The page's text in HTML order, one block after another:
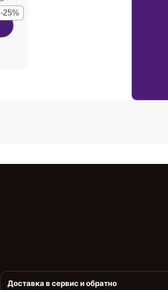
-25%
Доставка в сервис и обратно